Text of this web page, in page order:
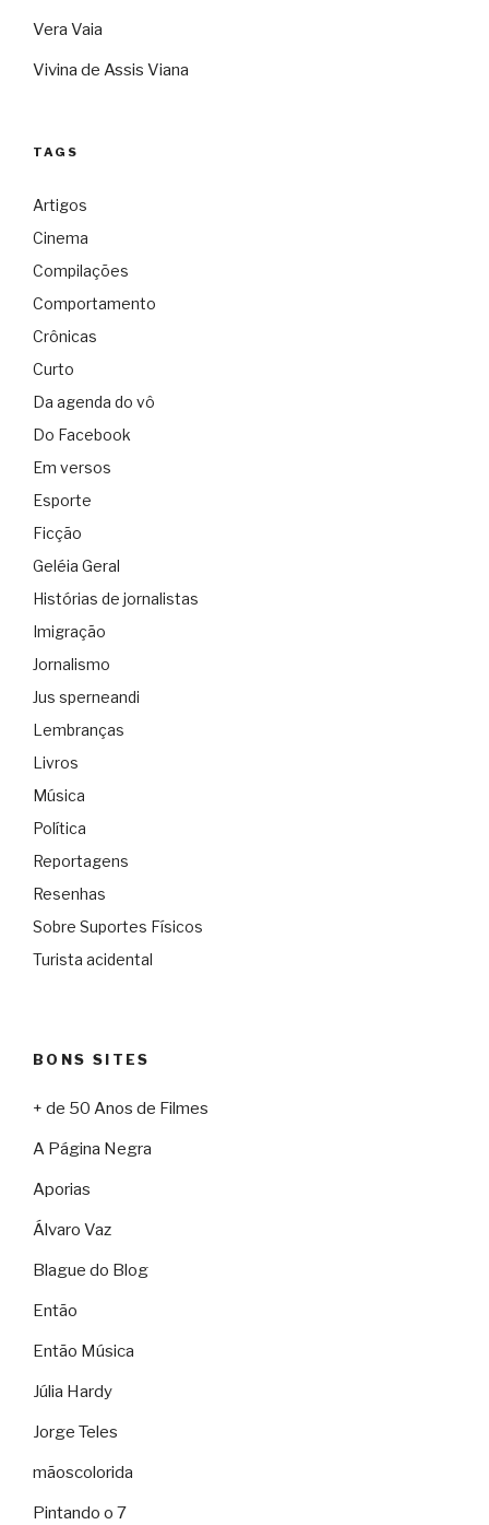
Vera Vaia
Vivina de Assis Viana
TAGS
Artigos
Cinema
Compilações
Comportamento
Crônicas
Curto
Da agenda do vô
Do Facebook
Em versos
Esporte
Ficção
Geléia Geral
Histórias de jornalistas
Imigração
Jornalismo
Jus sperneandi
Lembranças
Livros
Música
Política
Reportagens
Resenhas
Sobre Suportes Físicos
Turista acidental
BONS SITES
+ de 50 Anos de Filmes
A Página Negra
Aporias
Álvaro Vaz
Blague do Blog
Então
Então Música
Júlia Hardy
Jorge Teles
mãoscolorida
Pintando o 7